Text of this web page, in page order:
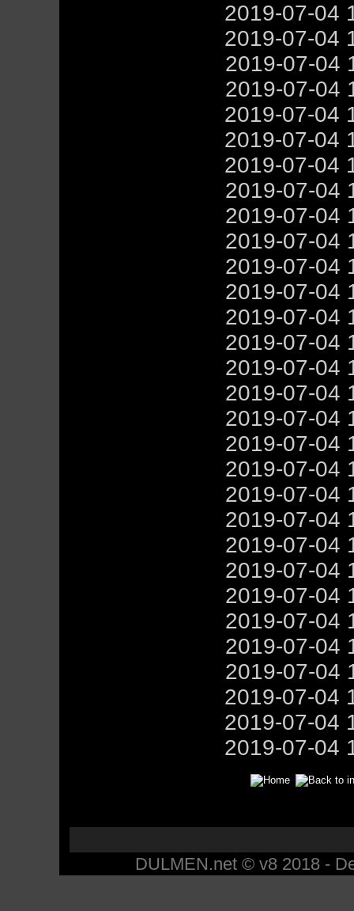
2019-07-04
2019-07-04
2019-07-04
2019-07-04
2019-07-04
2019-07-04
2019-07-04
2019-07-04
2019-07-04
2019-07-04
2019-07-04
2019-07-04
2019-07-04
2019-07-04
2019-07-04
2019-07-04
2019-07-04
2019-07-04
2019-07-04
2019-07-04
2019-07-04
2019-07-04
2019-07-04
2019-07-04
2019-07-04
2019-07-04
2019-07-04
2019-07-04
2019-07-04
2019-07-04
DULMEN.net © v8 2018 -